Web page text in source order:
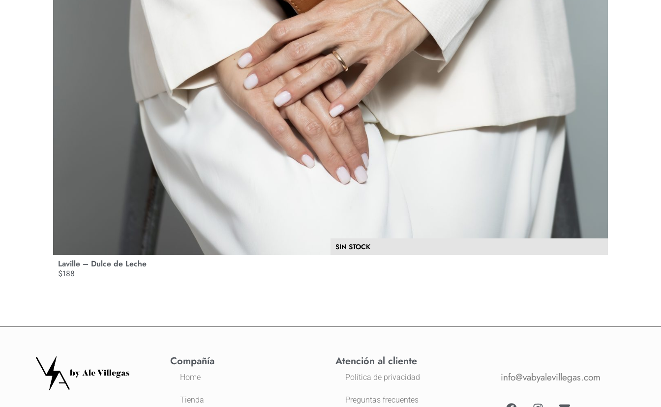
SIN STOCK
Laville – Dulce de Leche
$188
Compañía
Home
Tienda
Atención al cliente
Política de privacidad
Preguntas frecuentes
info@vabyalevillegas.com